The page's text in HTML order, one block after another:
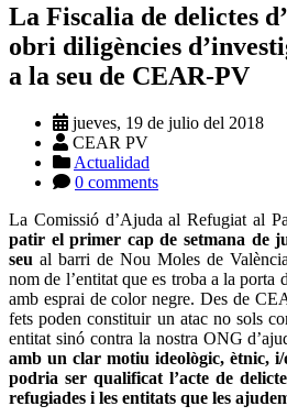
La Fiscalia de delictes
obri diligències
a la seu de CEAR-PV
jueves, 19 de julio del 2018
CEAR PV
Actualidad
0 comments
La Comissió d’Ajuda al Refugiat al
patir el primer cap de setmana de
seu al barri de Nou Moles de
nom de l’entitat que es troba a la porta
amb esprai de color negre. Des de
fets poden constituir un atac no sols
entitat sinó contra la nostra ONG
amb un clar motiu ideològic, ètnic,
podria ser qualificat l’acte de
refugiades i les entitats que les